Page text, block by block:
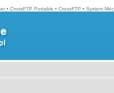
• CrossFTP Portable • CrossFTP • System